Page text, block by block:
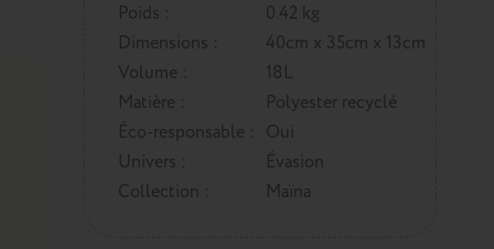
Poids :
0.42 kg
Dimensions :
40cm x 35cm x 13cm
Volume :
18L
Matière :
Polyester recyclé
Éco-responsable : Oui
Univers :
Évasion
Collection :
Maïna